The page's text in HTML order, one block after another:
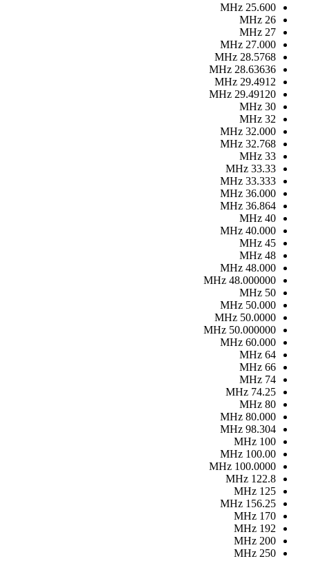
25.600
MHz
26
MHz
27
MHz
27.000
MHz
28.5768
MHz
28.63636
MHz
29.4912
MHz
29.49120
MHz
30
MHz
32
MHz
32.000
MHz
32.768
MHz
33
MHz
33.33
MHz
33.333
MHz
36.000
MHz
36.864
MHz
40
MHz
40.000
MHz
45
MHz
48
MHz
48.000
MHz
48.000000
MHz
50
MHz
50.000
MHz
50.0000
MHz
50.000000
MHz
60.000
MHz
64
MHz
66
MHz
74
MHz
74.25
MHz
80
MHz
80.000
MHz
98.304
MHz
100
MHz
100.00
MHz
100.0000
MHz
122.8
MHz
125
MHz
156.25
MHz
170
MHz
192
MHz
200
MHz
250
MHz